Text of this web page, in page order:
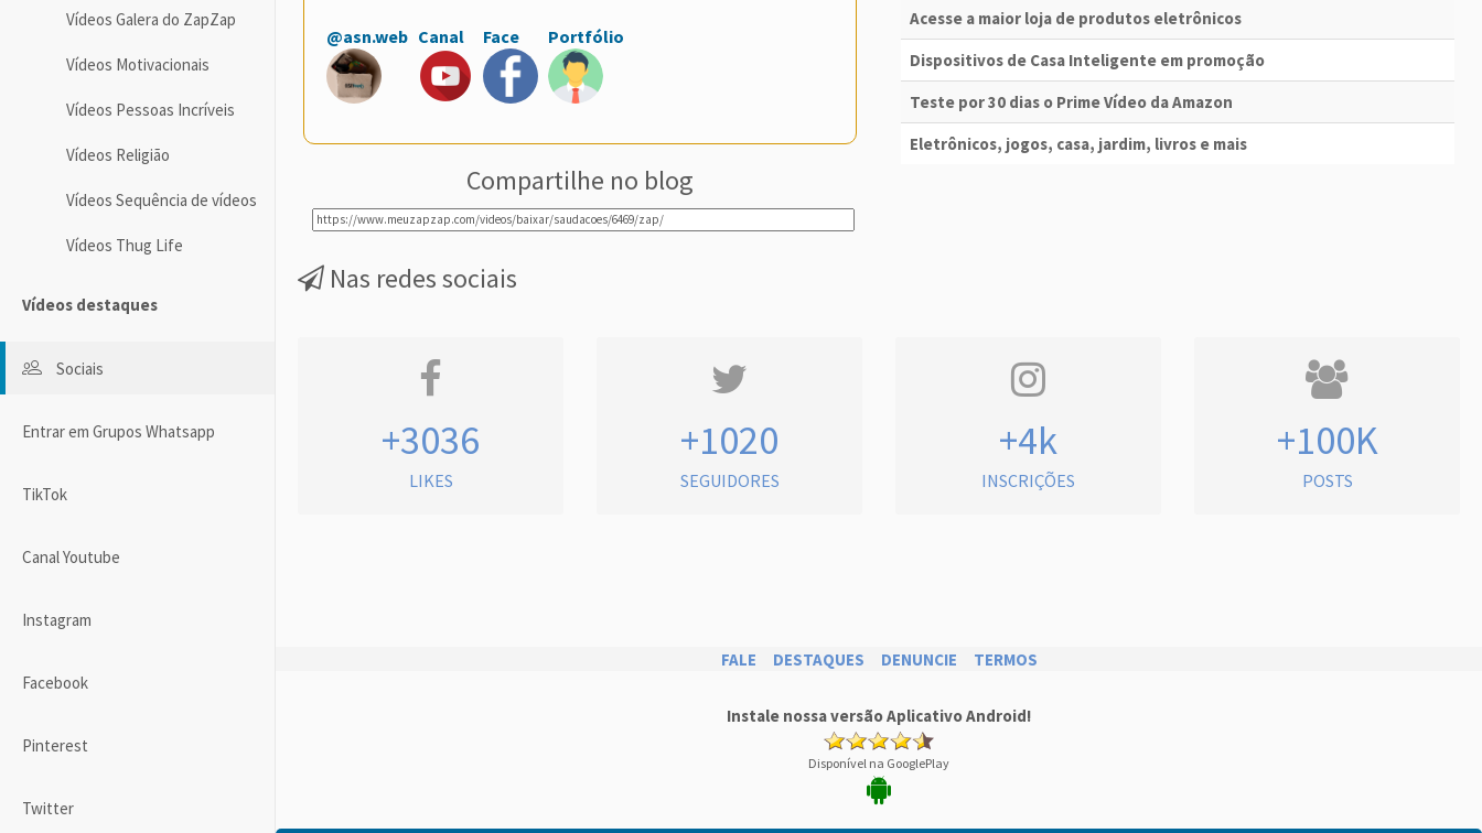
Vídeos Galera do ZapZap
Vídeos Motivacionais
Vídeos Pessoas Incríveis
Vídeos Religião
Vídeos Sequência de vídeos
Vídeos Thug Life
Vídeos destaques
Sociais
Entrar em Grupos Whatsapp
TikTok
Canal Youtube
Instagram
Facebook
Pinterest
Twitter
@asn.web Canal Face Portfólio
Compartilhe no blog
Acesse a maior loja de produtos eletrônicos
Dispositivos de Casa Inteligente em promoção
Teste por 30 dias o Prime Vídeo da Amazon
Eletrônicos, jogos, casa, jardim, livros e mais
Nas redes sociais
+3036
LIKES
+1020
SEGUIDORES
+4k
INSCRIÇÕES
+100K
POSTS
FALE DESTAQUES DENUNCIE TERMOS
Instale nossa versão Aplicativo Android!
Disponível na GooglePlay